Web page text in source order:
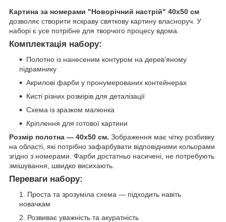
Картина за номерами "Новорічний настрій" 40х50 см
дозволяє створити яскраву святкову картину власноруч. У
наборі є усе потрібне для творчого процесу вдома.
Комплектація набору:
Полотно із нанесеним контуром на дерев’яному
підрамнику
Акрилові фарби у пронумерованих контейнерах
Кисті різних розмірів для деталізації
Схема із зразком малюнка
Кріплення для готової картини
Розмір полотна — 40х50 см. Зображення має чітку розбивку
на області, які потрібно зафарбувати відповідними кольорами
згідно з номерами. Фарби достатньо насичені, не потребують
змішування, швидко висихають.
Переваги набору:
Проста та зрозуміла схема — підходить навіть
новачкам
Розвиває уважність та акуратність